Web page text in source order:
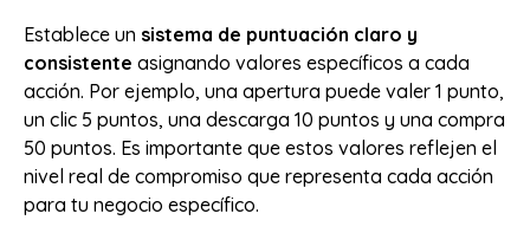
Establece un sistema de puntuación claro y
consistente asignando valores específicos a cada
acción. Por ejemplo, una apertura puede valer 1 punto,
un clic 5 puntos, una descarga 10 puntos y una compra
50 puntos. Es importante que estos valores reflejen el
nivel real de compromiso que representa cada acción
para tu negocio específico.